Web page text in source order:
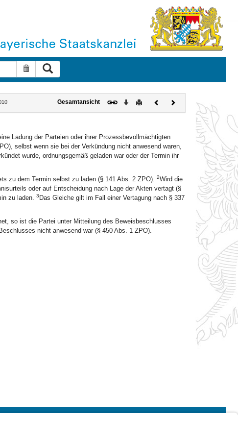
Suche zurücksetzen
Gesamtansicht Download
DruckenVorherigesNächstes
Dokument
Ladung der Parteien oder ihrer Prozessbevollmächtigten
selbst wenn sie bei der Verkündung nicht anwesend waren,
wurde, ordnungsgemäß geladen war oder der Termin ihr
zu dem Termin selbst zu laden (§ 141 Abs. 2 ZPO). 2Wird die
oder auf Entscheidung nach Lage der Akten vertagt (§
zu laden. 3 Das Gleiche gilt im Fall einer Vertagung nach § 337
so ist die Partei unter Mitteilung des Beweisbeschlusses
nicht anwesend war (§ 450 Abs. 1 ZPO).